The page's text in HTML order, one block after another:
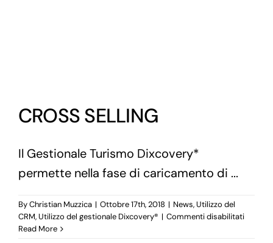
CROSS SELLING
Il Gestionale Turismo Dixcovery*
permette nella fase di caricamento di ...
ByChristian Muzzica | Ottobre 17th, 2018 | News,Utilizzo del
CRM,Utilizzo del gestionale Dixcovery® | Commenti disabilitatisu
Read More